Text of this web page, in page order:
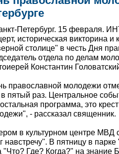
Петербург. 15 февраля.
историческая викторина
столице" в честь Дня
отдела по делам
Константин
православной молодежи
пятый раз. Центральное
программа, это
- рассказал священник.
в культурном центре МВД
навстречу". В пятницу в
"Что? Где? Когда?" на знание